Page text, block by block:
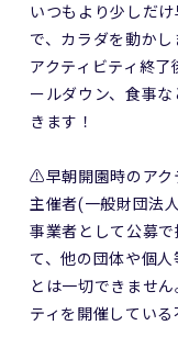
いつもより少しだ
で、カラダを動かし
アクティビティ終
ールダウン、食事
きます！
⚠️早朝開園時のアク
主催者(一般財団法
事業者として公募
て、他の団体や個
とは一切できませ
ティを開催している